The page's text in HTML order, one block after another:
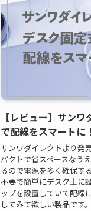
【レビュー】サン
で配線をスマートに！
サンワダイレクトより発
パクトで省スペースなう
るので電源を多く確保す
不要で簡単にデスク上に
ップを設置していて配線
してみて欲しい製品です。